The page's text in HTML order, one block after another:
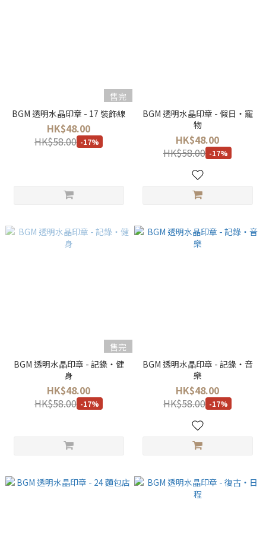
售完
BGM 透明水晶印章 - 17 裝飾線
HK$48.00
HK$58.00 -17%
BGM 透明水晶印章 - 假日・寵
物
HK$48.00
HK$58.00 -17%
售完
BGM 透明水晶印章 - 記錄・健
身
HK$48.00
HK$58.00 -17%
BGM 透明水晶印章 - 記錄・音
樂
HK$48.00
HK$58.00 -17%